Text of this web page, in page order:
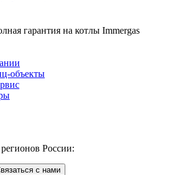
гарантия на котлы Immergas
объекты
России:
с нами